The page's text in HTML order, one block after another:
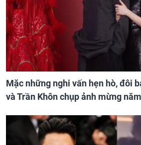
Mặc những nghi vấn hẹn hò, đôi
và Trần Khôn chụp ảnh mừng